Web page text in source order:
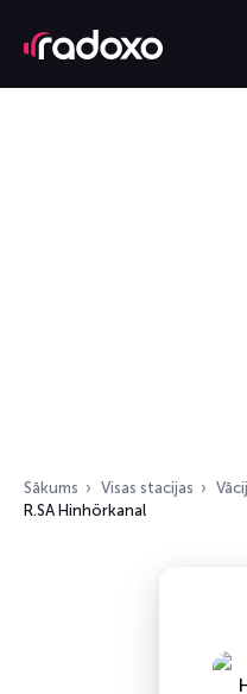
Sākums Visas stacijas
R.SA Hinhörkanal